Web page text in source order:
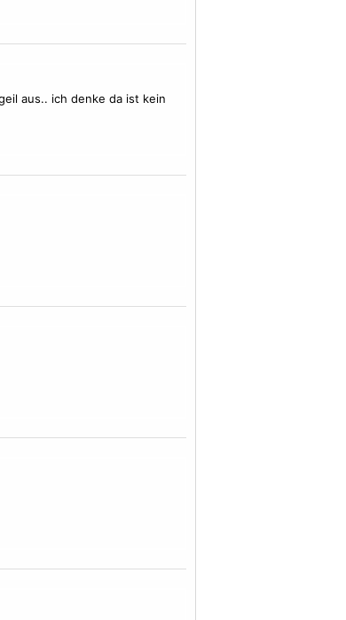
aus.. ich denke da ist kein